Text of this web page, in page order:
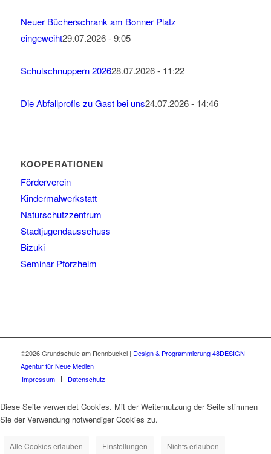
Neuer Bücherschrank am Bonner Platz
eingeweiht29.07.2026 - 9:05
Schulschnuppern 202628.07.2026 - 11:22
Die Abfallprofis zu Gast bei uns24.07.2026 - 14:46
KOOPERATIONEN
Förderverein
Kindermalwerkstatt
Naturschutzzentrum
Stadtjugendausschuss
Bizuki
Seminar Pforzheim
©2026 Grundschule am Rennbuckel | Design & Programmierung 48DESIGN -
Agentur für Neue Medien
Impressum
Datenschutz
Diese Seite verwendet Cookies. Mit der Weiternutzung der Seite stimmen
Sie der Verwendung notwendiger Cookies zu.
Alle Cookies erlauben Einstellungen Nichts erlauben